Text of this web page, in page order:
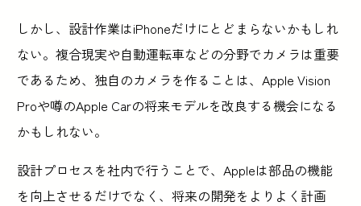
しかし、設計作業はiPhoneだけにとどまらないかもしれ
ない。複合現実や自動運転車などの分野でカメラは重要
であるため、独自のカメラを作ることは、Apple Vision
Proや噂のApple Carの将来モデルを改良する機会になる
かもしれない。
設計プロセスを社内で行うことで、Appleは部品の機能
を向上させるだけでなく、将来の開発をよりよく計画